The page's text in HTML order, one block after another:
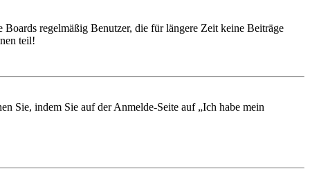
regelmäßig Benutzer, die für längere Zeit keine Beiträge
teil!
Sie, indem Sie auf der Anmelde-Seite auf „Ich habe mein